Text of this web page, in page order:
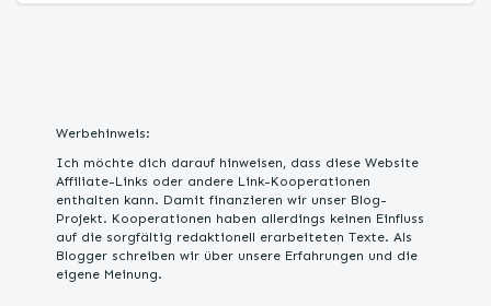
Werbehinweis:
Ich möchte dich darauf hinweisen, dass diese Website
Affiliate-Links oder andere Link-Kooperationen
enthalten kann. Damit finanzieren wir unser Blog-
Projekt. Kooperationen haben allerdings keinen Einfluss
auf die sorgfältig redaktionell erarbeiteten Texte. Als
Blogger schreiben wir über unsere Erfahrungen und die
eigene Meinung.